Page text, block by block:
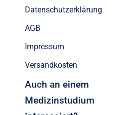
Datenschutzerklärung
AGB
Impressum
Versandkosten
Auch an einem
Medizinstudium